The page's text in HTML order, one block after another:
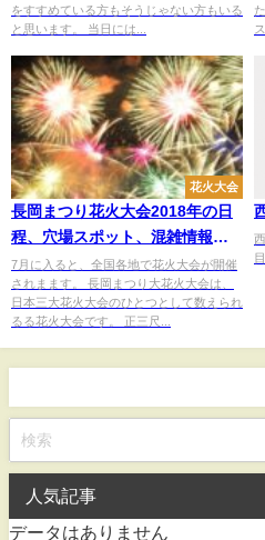
をすすめている方もそうじゃない方もいる
と思います。 当日には...
花火大会
長岡まつり花火大会2018年の日
程、穴場スポット、混雑情報、
駐車場は！
7月に入ると、全国各地で花火大会が開催
されまます。 長岡まつり大花火大会は、
日本三大花火大会のひとつとして数えられ
るる花火大会です。 正三尺...
人気記事
データはありません